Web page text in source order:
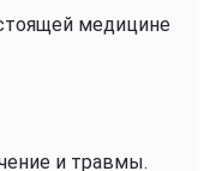
медицине
и травмы.